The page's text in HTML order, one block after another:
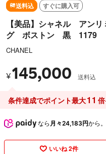
送料込 すぐに購入可
【美品】シャネル アン
グ ボストン 黒 1179
CHANEL
¥145,000 送料込
条件達成でポイント最大11
なら 月々24,183円から
いいね 2件